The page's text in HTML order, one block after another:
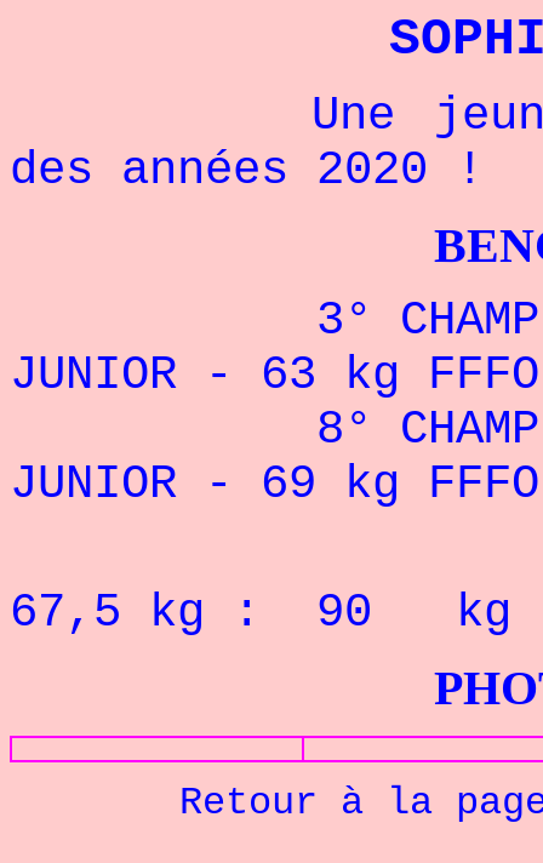
Une jeune
des années 2020 !
3°
JUNIOR - 63 kg
8°
JUNIOR - 69 kg
67,5 kg : 90
kg
PHOTOS
Retour à la